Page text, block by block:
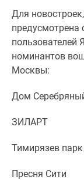
новостроек
Экспертиза
новостроек
Москвы
Подмосковья
Для
пользователей
номинантов
Москвы:
Дом
ЗИЛАРТ
Тимирязев парк
Пресня Сити